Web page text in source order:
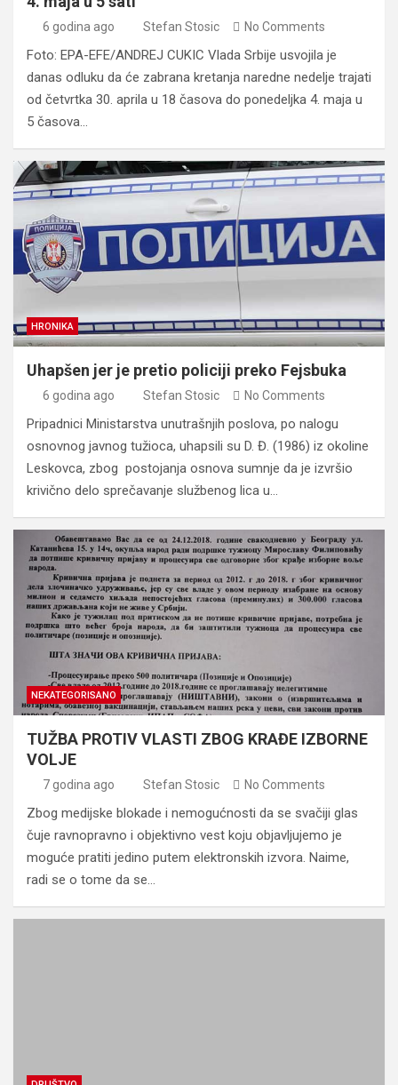
6 godina ago Stefan Stosic No Comments
Foto: EPA-EFE/ANDREJ CUKIC Vlada Srbije usvojila je
danas odluku da će zabrana kretanja naredne nedelje trajati
od četvrtka 30. aprila u 18 časova do ponedeljka 4. maja u
5 časova…
HRONIKA
Uhapšen jer je pretio policiji preko Fejsbuka
6 godina ago Stefan Stosic No Comments
Pripadnici Ministarstva unutrašnjih poslova, po nalogu
osnovnog javnog tužioca, uhapsili su D. Đ. (1986) iz okoline
Leskovca, zbog postojanja osnova sumnje da je izvršio
krivično delo sprečavanje službenog lica u…
NEKATEGORISANO
TUŽBA PROTIV VLASTI ZBOG KRAĐE IZBORNE
VOLJE
7 godina ago Stefan Stosic No Comments
Zbog medijske blokade i nemogućnosti da se svačiji glas
čuje ravnopravno i objektivno vest koju objavljujemo je
moguće pratiti jedino putem elektronskih izvora. Naime,
radi se o tome da se…